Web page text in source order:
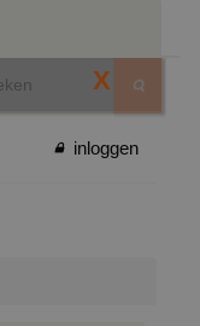
X
inloggen